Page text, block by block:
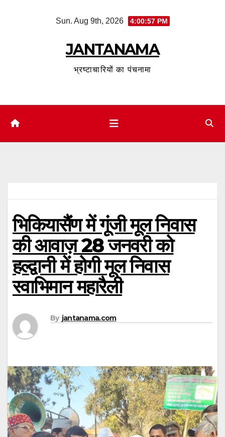
Sun. Aug 9th, 2026 4:00:57 PM
JANTANAMA
भ्रष्टाचारियों का पंचनामा
भिकियासैंण में गूंजी मूल निवास
की आवाज़ 28 जनवरी को
हल्द्वानी में होगी मूल निवास
स्वाभिमान महारैली
By jantanama.com